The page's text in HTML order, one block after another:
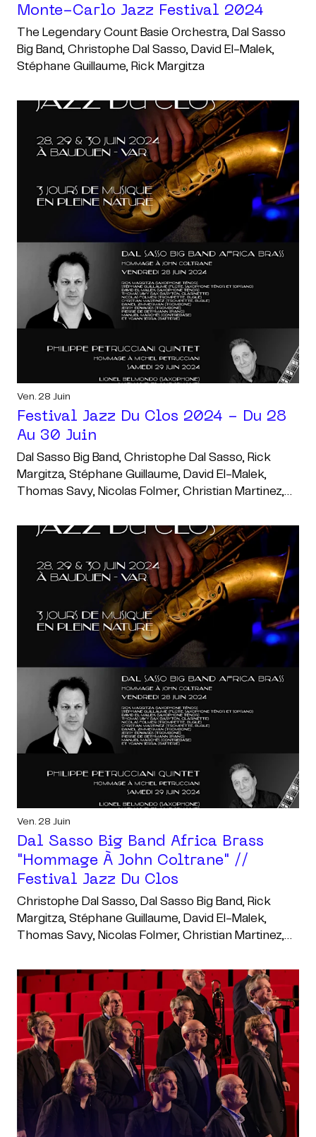
Monte-Carlo Jazz Festival 2024
The Legendary Count Basie Orchestra, Dal Sasso
Big Band, Christophe Dal Sasso, David El-Malek,
Stéphane Guillaume, Rick Margitza
Ven. 28 Juin
Festival Jazz Du Clos 2024 - Du 28
Au 30 Juin
Dal Sasso Big Band, Christophe Dal Sasso, Rick
Margitza, Stéphane Guillaume, David El-Malek,
Thomas Savy, Nicolas Folmer, Christian Martinez,
Bethmann, Manuel Marchès, Yoann Serra, Philippe
Petrucciani, Nathalie Blanc, Lionel Belmondo,
Christophe Le Van, Philippe Le Van, Christophe
Vignals
Ven. 28 Juin
Dal Sasso Big Band Africa Brass
"hommage À John Coltrane" //
Festival Jazz Du Clos
Christophe Dal Sasso, Dal Sasso Big Band, Rick
Margitza, Stéphane Guillaume, David El-Malek,
Thomas Savy, Nicolas Folmer, Christian Martinez,
Bethmann, Manuel Marchès, Yoann Serra